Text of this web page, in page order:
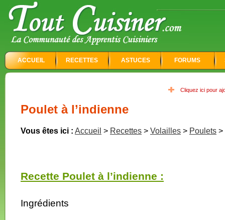
ACCUEIL RECETTES ASTUCES FORUMS
Cliquez ici pour
Poulet à l’indienne
Vous êtes ici : Accueil > Recettes > Volailles > Poulets >
Recette Poulet à l’indienne :
Ingrédients